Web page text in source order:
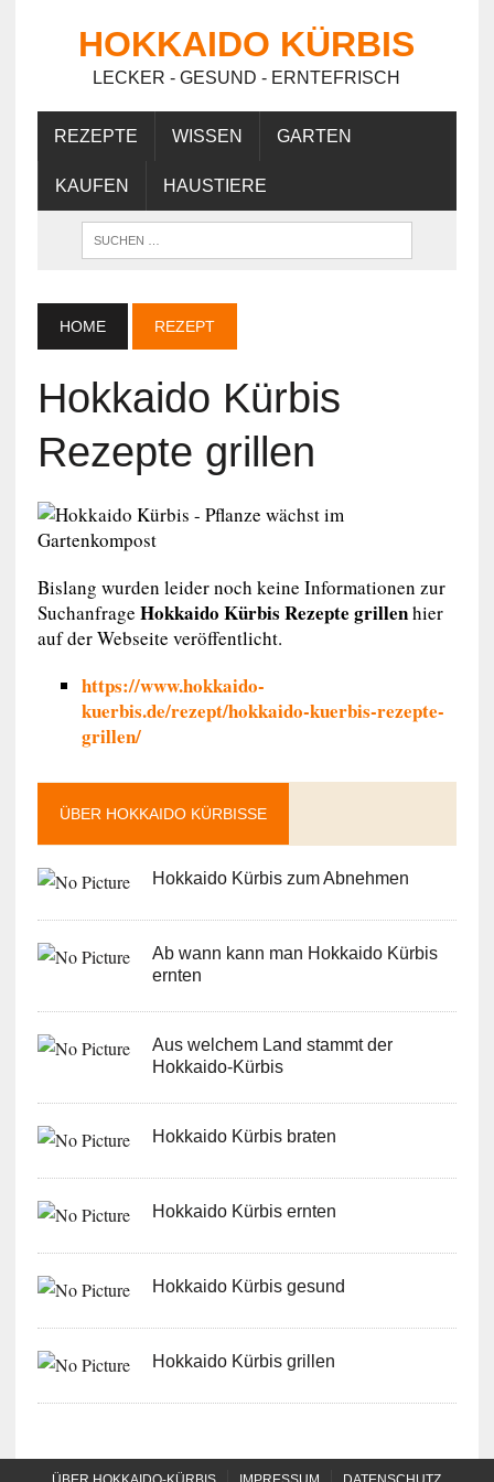
HOKKAIDO KÜRBIS
LECKER - GESUND - ERNTEFRISCH
REZEPTE WISSEN GARTEN
KAUFEN HAUSTIERE
HOME REZEPT
Hokkaido Kürbis
Rezepte grillen
Bislang wurden leider noch keine Informationen zur
Suchanfrage Hokkaido Kürbis Rezepte grillenhier
auf der Webseite veröffentlicht.
https://www.hokkaido-
kuerbis.de/rezept/hokkaido-kuerbis-rezepte-
grillen/
ÜBER HOKKAIDO KÜRBISSE
Hokkaido Kürbis zum Abnehmen
Ab wann kann man Hokkaido Kürbis
ernten
Aus welchem Land stammt der
Hokkaido-Kürbis
Hokkaido Kürbis braten
Hokkaido Kürbis ernten
Hokkaido Kürbis gesund
Hokkaido Kürbis grillen